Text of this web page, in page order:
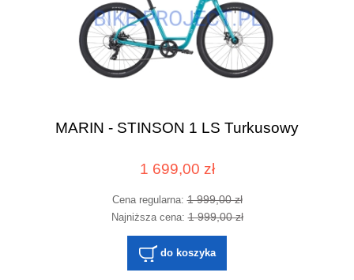
MARIN - STINSON 1 LS Turkusowy
1 699,00 zł
Cena regularna:1 999,00 zł
Najniższa cena:1 999,00 zł
do koszyka